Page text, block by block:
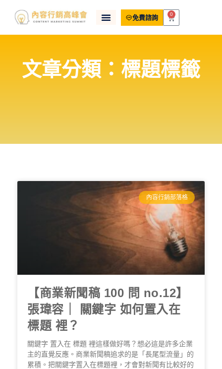
免費諮詢 0
文章分類：標題標籤
內容行銷部落格
【商業新聞稿 100 問 no.12】
張瑋容｜ 關鍵字 如何置入在
標題 裡？
關鍵字 置入在 標題 裡這樣做好嗎？想必這是許多企業
主的直覺反應。商業新聞稿追求的是「長尾型流量」的
累積。把關鍵字置入在標題裡，才會對新聞有比較好的